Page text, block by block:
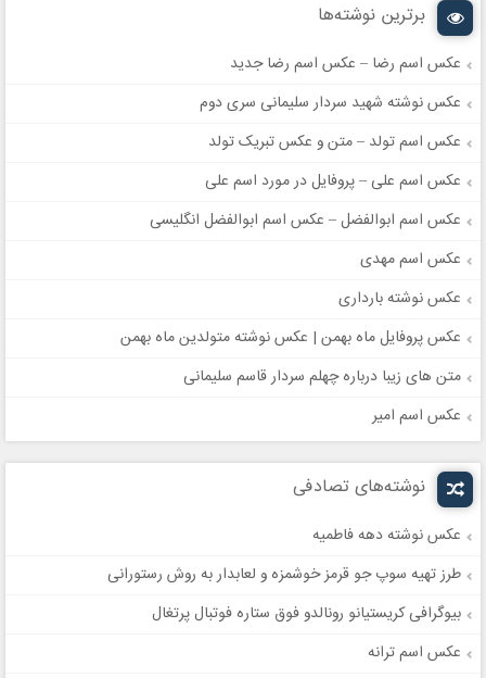
برترین نوشته‌ها
عکس اسم رضا – عکس اسم رضا جدید
عکس نوشته شهید سردار سلیمانی سری دوم
عکس اسم تولد – متن و عکس تبریک تولد
عکس اسم علی – پروفایل در مورد اسم علی
عکس اسم ابوالفضل – عکس اسم ابوالفضل انگلیسی
عکس اسم مهدی
عکس نوشته بارداری
عکس پروفایل ماه بهمن | عکس نوشته متولدین ماه بهمن
متن های زیبا درباره چهلم سردار قاسم سلیمانی
عکس اسم امیر
نوشته‌های تصادفی
عکس نوشته دهه فاطمیه
طرز تهیه سوپ جو قرمز خوشمزه و لعابدار به روش رستورانی
بیوگرافی کریستیانو رونالدو فوق ستاره فوتبال پرتغال
عکس اسم ترانه